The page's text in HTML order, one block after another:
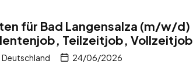
für Bad Langensalza (m/w/d)
Teilzeitjob, Vollzeitjob
Deutschland 24/06/2026